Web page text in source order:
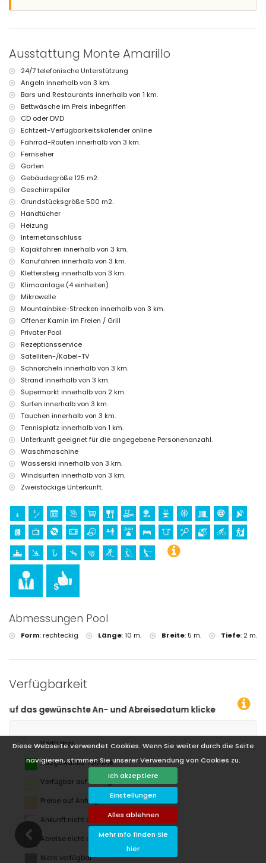
Diese Webseite verwendet Cookies. Wenn Sie weiter durch die Seite
navigieren, stimmen Sie unserer Verwendung von Cookies zu.
Ich akzeptiere
Einstellungen
Alles ablehnen
Mehr Info finden Sie
hier
von der Unterkunft)
von der Unterkunft)
Nächster Flughafen: Alicante (innerhalb von 100 Kilometern von
der Unterkunft)
Zweitnächster Flughafen: Valencia (> 100 Kilometer)
Haustiere sind nicht erlaubt
Die Unterkunft ist besonders geeignet für Familien mit Kindern
Einrichtungen und Dienstleistungen, die im Mietpreis dieses
Ferienhauses inbegriffen sind
Internet (WiFi)
Staubsauger und Bügeleisen mit Bügelbrett
Bettwäsche und Handtücher
Empfangsservice und 24-Stunden-Notdienst
Heizung und Klimaanlage
Einrichtungen und Dienstleistungen gegen Aufpreis
Unterhaltungs- und Freizeitaktivitäten für Ihren Urlaub in Jávea,
Costa Blanca
Bar (innerhalb von 5 Kilometern vom Haus)
Sehenswürdigkeiten und Kultur in Jávea, Costa Blanca
Museum (Pueblo Histórico, Jávea), Kirche (San Bartolomé, Jávea),
Ruine (Pueblo Histórico, Jávea), Denkmal (Pueblo Histórico, Jávea),
Architekturgebäude (Pueblo Histórico, Jávea), historischer Ort
(Pueblo Histórico und Jávea) (innerhalb von 10 Kilometern von der
Unterkunft)
Burg (Portal de la Vila und Dénia) (innerhalb von 25 Kilometern von
der Unterkunft)
Sportarten
Tennis (innerhalb von 1000 Metern von der Unterkunft)
Mountainbiking, Radfahren, Klettern, Kanufahren, Kayakfahren,
Angeln, Tauchen, Schnorcheln, Surfen, Windsurfen und Wasserski
(innerhalb von 5 Kilometern von der Unterkunft)
Golf (Club de Golf Jávea, Jávea) und Reiten (innerhalb von 10
Kilometern von der Unterkunft)
Ausstattung Monte Amarillo
24/7 telefonische Unterstützung
Angeln innerhalb von 3 km.
Bars und Restaurants innerhalb von 1 km.
Bettwäsche im Preis inbegriffen
CD oder DVD
Echtzeit-Verfügbarkeitskalender online
Fahrrad-Routen innerhalb von 3 km.
Fernseher
Garten
Gebäudegröße 125 m2.
Geschirrspüler
Grundstücksgröße 500 m2.
Handtücher
Heizung
Internetanschluss
Kajakfahren innerhalb von 3 km.
Kanufahren innerhalb von 3 km.
Klettersteig innerhalb von 3 km.
Klimaanlage (4 einheiten)
Mikrowelle
Mountainbike-Strecken innerhalb von 3 km.
Offener Kamin im Freien / Grill
Privater Pool
Rezeptionsservice
Satelliten-/Kabel-TV
Schnorcheln innerhalb von 3 km.
Strand innerhalb von 3 km.
Supermarkt innerhalb von 2 km.
Surfen innerhalb von 3 km.
Tauchen innerhalb von 3 km.
Tennisplatz innerhalb von 1 km.
Unterkunft geeignet für die angegebene Personenanzahl.
Waschmaschine
Wasserski innerhalb von 3 km.
Windsurfen innerhalb von 3 km.
Zweistöckige Unterkunft.
Abmessungen Pool
Form:rechteckig Länge:10 m. Breite:5 m. Tiefe: 2 m.
Verfügbarkeit
klicken!
Verfügbar
Ausgewählte Termine
Verfügbar auf Anfrage
Preise auf Anfrage
Ankunft nicht erlaubt
Abreise nicht erlaubt
Nicht verfügbar